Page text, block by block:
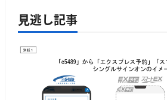
見逃し記事